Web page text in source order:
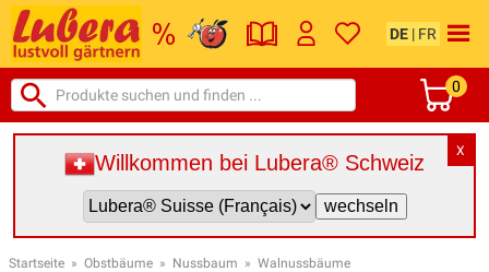
DE | FR
0
X
Willkommen bei Lubera® Schweiz
Startseite » Obstbäume » Nussbaum » Walnussbäume